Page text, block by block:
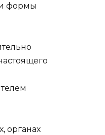
формы
органах